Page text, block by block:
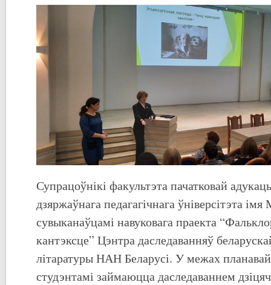
Супрацоўнікі факультэта пачатковай
дзяржаўнага педагагічнага ўніверсітэта
сувыканаўцамі навуковага праекта
кантэксце” Цэнтра даследаванняў
літаратуры НАН Беларусі. У межах
студэнтамі займаюцца даследаваннем